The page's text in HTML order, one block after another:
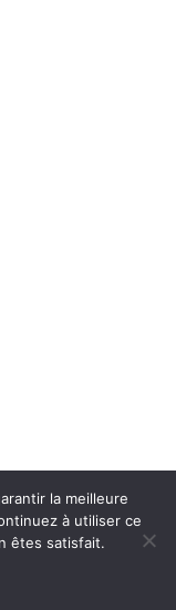
la meilleure
à utiliser ce
êtes satisfait.